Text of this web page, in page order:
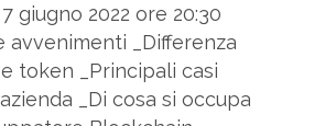
giugno 2022 ore 20:30
avvenimenti _Differenza
token _Principali casi
_Di cosa si occupa